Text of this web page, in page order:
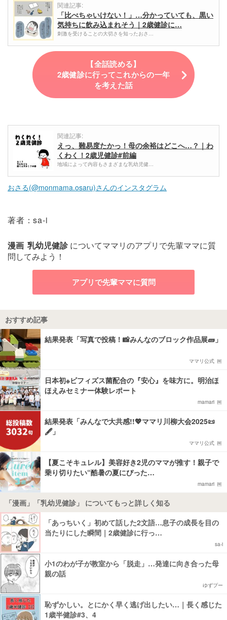
関連記事:
「比べちゃいけない！」…分かっていても、黒い
気持ちに飲み込まれそう｜2歳健診に…
刺激を受けることの大切さを知ったおさ…
【全話読める】
2歳健診に行ってこれからの一年
を考えた話
関連記事:
えっ、難易度たかっ！母の余裕はどこへ…？｜わ
くわく！2歳児健診#前編
地域によって内容もさまざまな乳幼児健…
おさる(@monmama.osaru)さんのインスタグラム
著者：sa-i
漫画 乳幼児健診についてママリのアプリで先輩ママに質
問してみよう！
アプリで先輩ママに質問
おすすめ記事
結果発表「写真で投稿！📸みんなのブロック作品展🧱」
ママリ公式
日本初※ビフィズス菌配合の『安心』を味方に。明治ほ
ほえみセミナー体験レポート
mamari
結果発表「みんなで大共感!!💖ママリ川柳大会2025📜
🖋️」
ママリ公式
【夏こそキュレル】美容好き2児のママが推す！親子で
乗り切りたい“酷暑の夏にぴった…
mamari
「漫画」「乳幼児健診」 についてもっと詳しく知る
「あっちいく」初めて話した2文語…息子の成長を目の
当たりにした瞬間｜2歳健診に行っ…
sa-i
小1のわが子が教室から「脱走」…発達に向き合った母
親の話
ゆずプー
恥ずかしい。とにかく早く逃げ出したい…｜長く感じた
1歳半健診#3、4